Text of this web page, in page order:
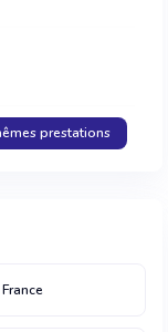
prestations
France